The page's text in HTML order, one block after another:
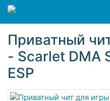
Приватный
- Scarlet DMA
ESP